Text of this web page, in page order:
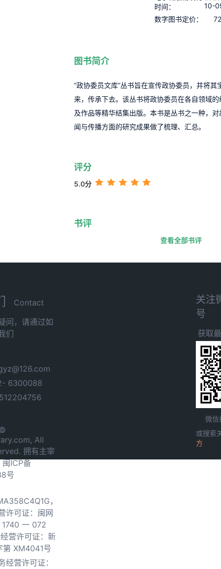
时间：
10-
数字图书定价：
图书简介
“政协委员文库”丛书旨在宣传政协委员，并将其
来，传承下去。该丛书将政协委员在各自领域
及作品等精华结集出版。本书是丛书之一种，
闻与传播方面的研究成果做了梳理、汇总。
评分
5.0分
书评
查看全部书评
Contact
问，请通过如
们
6300088
All
拥有主宰
闽ICP备
号
，
许可证：闽网
一 072
营许可证：新
第 XM4041号
经营许可证：
关注
号
获取
微信
或搜索
方